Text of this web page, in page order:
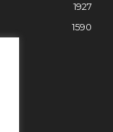
1927
1590